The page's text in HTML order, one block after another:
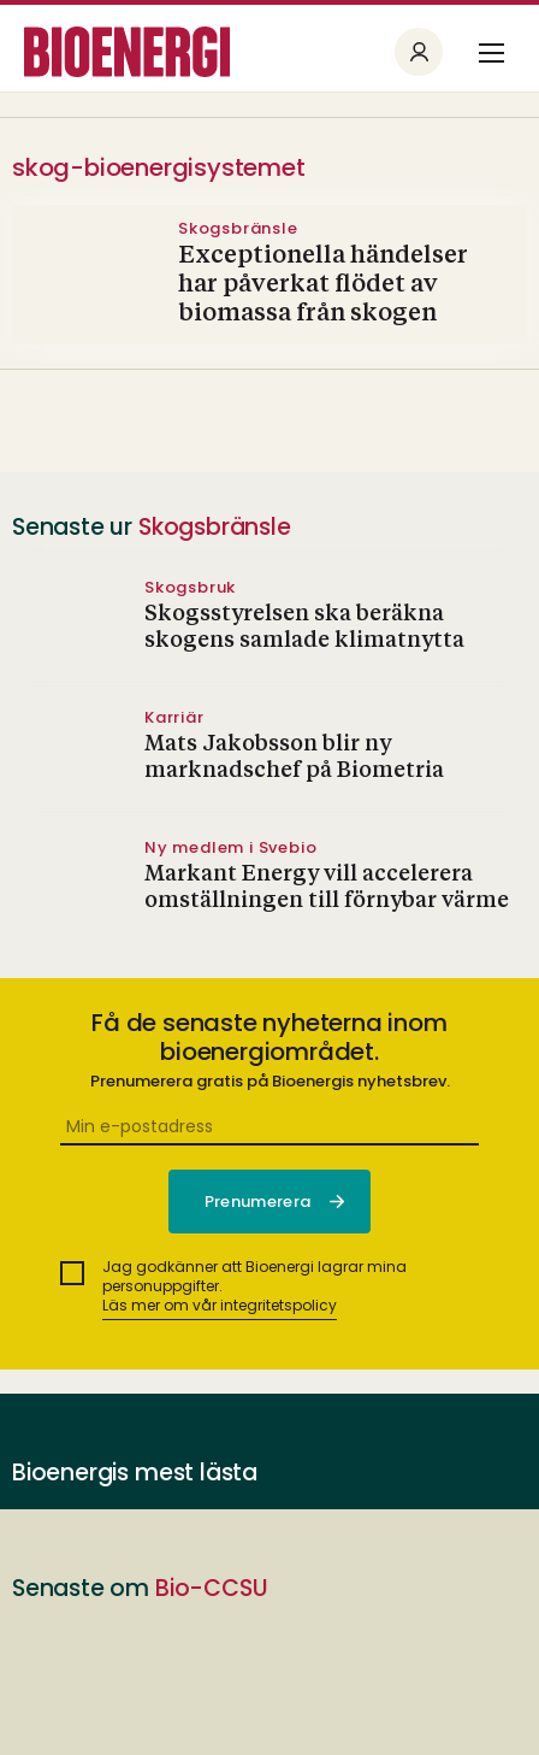
skog-bioenergisystemet
Skogsbränsle
Exceptionella händelser
har påverkat flödet av
biomassa från skogen
Senaste ur Skogsbränsle
Skogsbruk
Skogsstyrelsen ska beräkna
skogens samlade klimatnytta
Karriär
Mats Jakobsson blir ny
marknadschef på Biometria
Ny medlem i Svebio
Markant Energy vill accelerera
omställningen till förnybar värme
Få de senaste nyheterna inom
bioenergiområdet.
Prenumerera gratis på Bioenergis nyhetsbrev.
Jag godkänner att Bioenergi lagrar mina
personuppgifter.
Läs mer om vår integritetspolicy
Bioenergis mest lästa
Senaste om Bio-CCSU